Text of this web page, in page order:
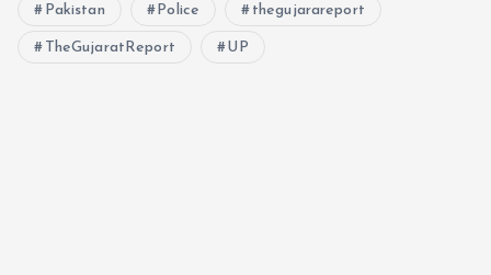
Pakistan Police thegujarareport
TheGujaratReport UP